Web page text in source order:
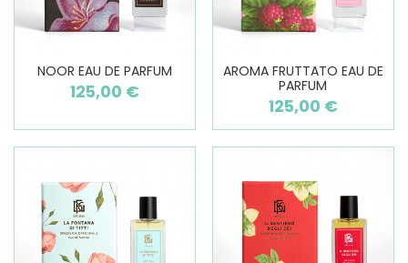
NOOR EAU DE PARFUM
125,00 €
AROMA FRUTTATO EAU DE
PARFUM
125,00 €